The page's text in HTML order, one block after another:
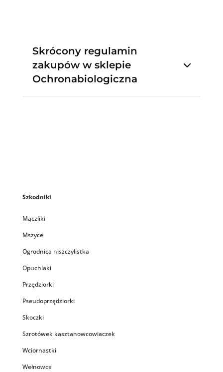
Skrócony regulamin
zakupów w sklepie
Ochronabiologiczna
Szkodniki
Mączliki
Mszyce
Ogrodnica niszczylistka
Opuchlaki
Przędziorki
Pseudoprzędziorki
Skoczki
Szrotówek kasztanowcowiaczek
Wciornastki
Wełnowce